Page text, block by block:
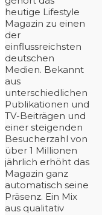
heutige Lifestyle
Magazin zu einen
der
einflussreichsten
deutschen
Medien. Bekannt
aus
unterschiedlichen
Publikationen und
TV-Beiträgen und
einer steigenden
Besucherzahl von
über 1 Millionen
jährlich erhöht das
Magazin ganz
automatisch seine
Präsenz. Ein Mix
aus qualitativ